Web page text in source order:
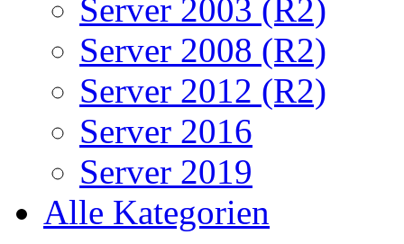
Server 2003 (R2)
Server 2008 (R2)
Server 2012 (R2)
Server 2016
Server 2019
Alle Kategorien